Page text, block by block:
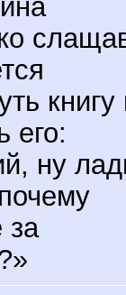
книгу
его:
ну
за